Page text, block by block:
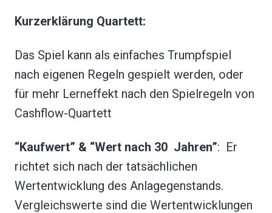
Kurzerklärung Quartett:
Das Spiel kann als einfaches Trumpfspiel
nach eigenen Regeln gespielt werden, oder
für mehr Lerneffekt nach den Spielregeln von
Cashflow-Quartett
“Kaufwert” & “Wert nach 30 Jahren”: Er
richtet sich nach der tatsächlichen
Wertentwicklung des Anlagegenstands.
Vergleichswerte sind die Wertentwicklungen